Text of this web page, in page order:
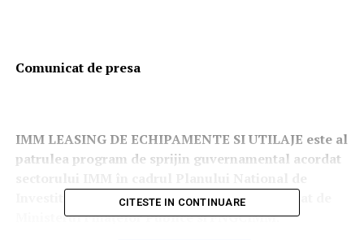
Comunicat depresa
IMM LEASING DE ECHIPAMENTE SI UTILAJE este al
patrulea program de sprijin guvernamental acordat
Investitii si Relansare Economica,implementat de
Ministerul Finațelor Publice si FNGCIMM.
CITESTE IN CONTINUARE